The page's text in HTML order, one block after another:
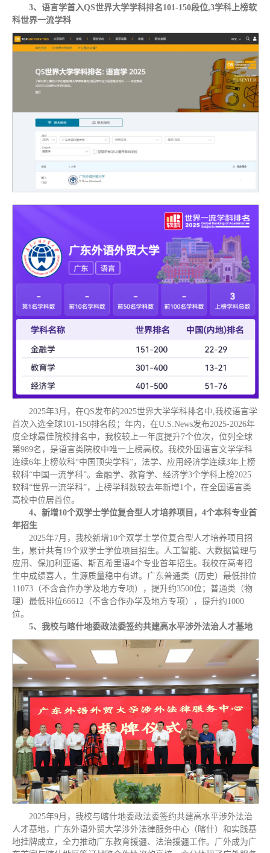
3、语言学首入QS世界大学学科排名101-150段位,3学科上榜软
科世界一流学科
2025年3月，在QS发布的2025世界大学学科排名中,我校语言学
首次入选全球101-150排名段；年内，在U.S.News发布2025-2026年
度全球最佳院校排名中，我校较上一年度提升7个位次，位列全球
第989名，是语言类院校中唯一上榜高校。我校外国语言文学学科
连续6年上榜软科“中国顶尖学科”，法学、应用经济学连续3年上榜
软科“中国一流学科”。金融学、教育学、经济学3个学科上榜2025
软科“世界一流学科”，上榜学科数较去年新增1个，在全国语言类
高校中位居首位。
4、新增10个双学士学位复合型人才培养项目，4个本科专业首
年招生
2025年7月，我校新增10个双学士学位复合型人才培养项目招
生，累计共有19个双学士学位项目招生。人工智能、大数据管理与
应用、保加利亚语、斯瓦希里语4个专业首年招生。我校在高考招
生中成绩喜人，生源质量稳中有进。广东普通类（历史）最低排位
11073（不含合作办学及地方专项），提升约3500位；普通类（物
理）最低排位66612（不含合作办学及地方专项），提升约1000
位。
5、我校与喀什地委政法委签约共建高水平涉外法治人才基地
2025年9月，我校与喀什地委政法委签约共建高水平涉外法治
人才基地，广东外语外贸大学涉外法律服务中心（喀什）和实践基
地挂牌成立，全力推动广东教育援疆、法治援疆工作。广外成为广